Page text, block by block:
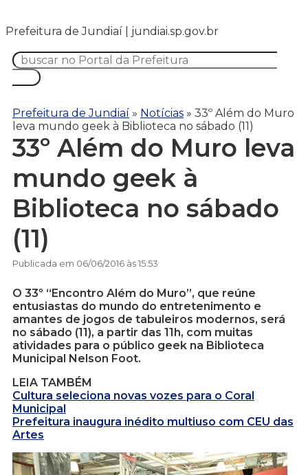
Prefeitura de Jundiaí | jundiai.sp.gov.br
Prefeitura de Jundiaí » Notícias » 33º Além do Muro
leva mundo geek à Biblioteca no sábado (11)
33º Além do Muro leva
mundo geek à
Biblioteca no sábado
(11)
Publicada em 06/06/2016 às 15:53
O 33º “Encontro Além do Muro”, que reúne
entusiastas do mundo do entretenimento e
amantes de jogos de tabuleiros modernos, será
no sábado (11), a partir das 11h, com muitas
atividades para o público geek na Biblioteca
Municipal Nelson Foot.
LEIA TAMBÉM
Cultura seleciona novas vozes para o Coral
Municipal
Prefeitura inaugura inédito multiuso com CEU das
Artes